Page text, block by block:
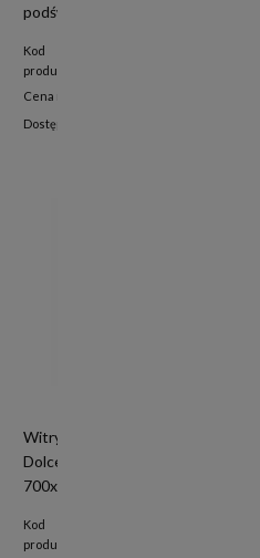
podświetlany cokół |
Kod
produktu:
Cena netto:
Dostępność:
Witryna cukiernicza chłodnicza
Dolce Visione Premium 700 |
700x670x1300 mm
Kod
produktu: